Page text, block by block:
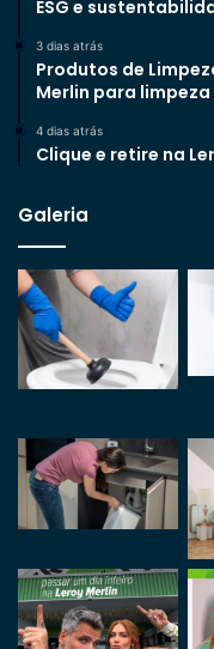
ESG e
3 dias atrás
Produtos de
Merlin para
4 dias atrás
Clique e retire na
Galeria